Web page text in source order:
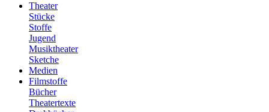
Theater
Stücke
Stoffe
Jugend
Musiktheater
Sketche
Medien
Filmstoffe
Bücher
Theatertexte